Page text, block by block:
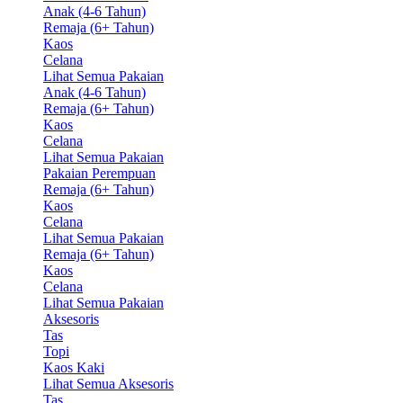
Anak (4-6 Tahun)
Remaja (6+ Tahun)
Kaos
Celana
Lihat Semua Pakaian
Anak (4-6 Tahun)
Remaja (6+ Tahun)
Kaos
Celana
Lihat Semua Pakaian
Pakaian Perempuan
Remaja (6+ Tahun)
Kaos
Celana
Lihat Semua Pakaian
Remaja (6+ Tahun)
Kaos
Celana
Lihat Semua Pakaian
Aksesoris
Tas
Topi
Kaos Kaki
Lihat Semua Aksesoris
Tas